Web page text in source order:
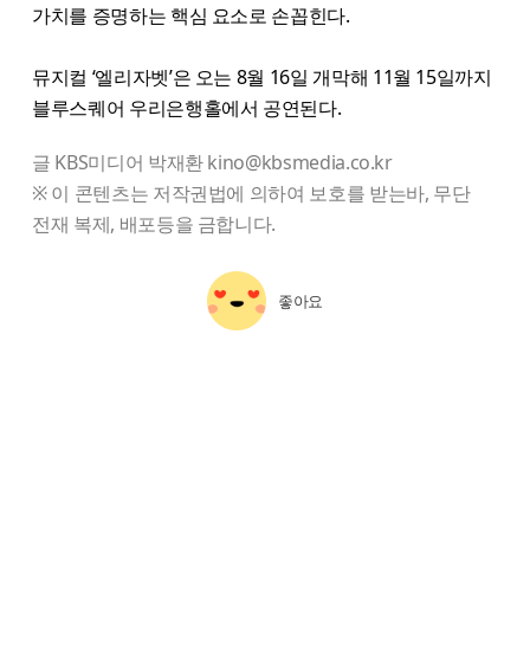
가치를 증명하는 핵심 요소로 손꼽힌다.
뮤지컬 ‘엘리자벳’은 오는 8월 16일 개막해 11월 15일까지
블루스퀘어 우리은행홀에서 공연된다.
글 KBS미디어 박재환 kino@kbsmedia.co.kr
※ 이 콘텐츠는 저작권법에 의하여 보호를 받는바, 무단
전재 복제, 배포등을 금합니다.
좋아요